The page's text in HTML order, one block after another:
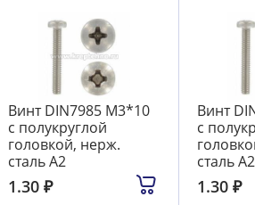
Винт DIN7985 М3*10
с полукруглой
головкой, нерж.
сталь А2
1.30₽
Винт
с
сталь А2
1.30 ₽